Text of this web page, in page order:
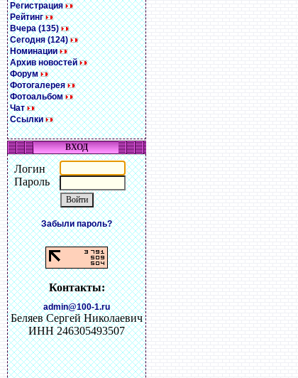
Регистрация
Рейтинг
Вчера (135)
Сегодня (124)
Номинации
Архив новостей
Форум
Фотогалерея
Фотоальбом
Чат
Ссылки
ВХОД
Логин
Пароль
Забыли пароль?
Контакты:
admin@100-1.ru
Беляев Сергей Николаевич
ИНН 246305493507